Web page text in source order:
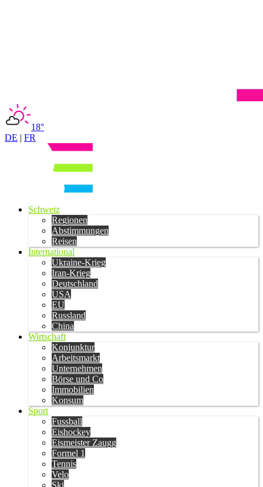
18°
DE | FR
Schweiz
Regionen
Abstimmungen
Reisen
International
Ukraine-Krieg
Iran-Krieg
Deutschland
USA
EU
Russland
China
Wirtschaft
Konjunktur
Arbeitsmarkt
Unternehmen
Börse und Co
Immobilien
Konsum
Sport
Fussball
Eishockey
Eismeister Zaugg
Formel 1
Tennis
Velo
Ski